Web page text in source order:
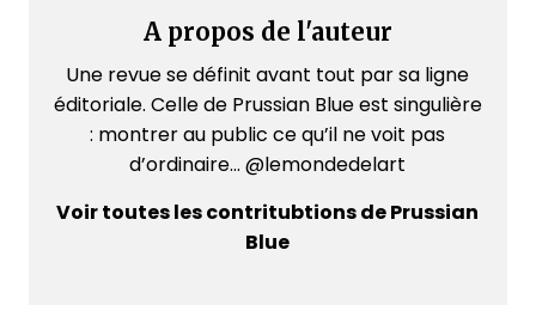
A propos de l'auteur
Une revue se définit avant tout par sa ligne
éditoriale. Celle de Prussian Blue est singulière
: montrer au public ce qu’il ne voit pas
d’ordinaire... @lemondedelart
Voir toutes les contritubtions de Prussian
Blue